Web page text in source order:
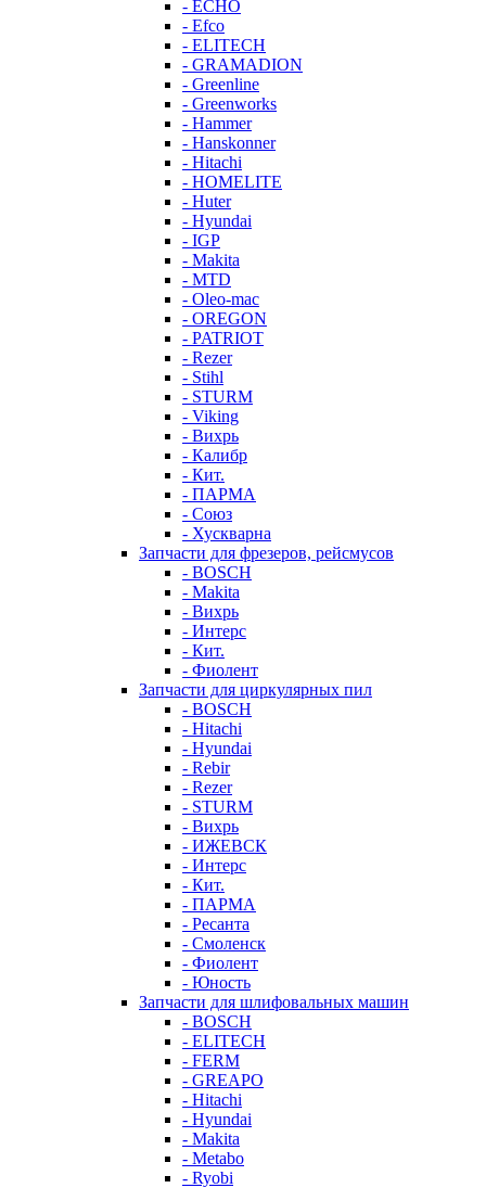
- ECHO
- Efco
- ELITECH
- GRAMADION
- Greenline
- Greenworks
- Hammer
- Hanskonner
- Hitachi
- HOMELITE
- Huter
- Hyundai
- IGP
- Makita
- MTD
- Oleo-mac
- OREGON
- PATRIOT
- Rezer
- Stihl
- STURM
- Viking
- Вихрь
- Калибр
- Кит.
- ПАРМА
- Союз
- Хускварна
Запчасти для фрезеров, рейсмусов
- BOSCH
- Makita
- Вихрь
- Интерс
- Кит.
- Фиолент
Запчасти для циркулярных пил
- BOSCH
- Hitachi
- Hyundai
- Rebir
- Rezer
- STURM
- Вихрь
- ИЖЕВСК
- Интерс
- Кит.
- ПАРМА
- Ресанта
- Смоленск
- Фиолент
- Юность
Запчасти для шлифовальных машин
- BOSCH
- ELITECH
- FERM
- GREAPO
- Hitachi
- Hyundai
- Makita
- Metabo
- Ryobi